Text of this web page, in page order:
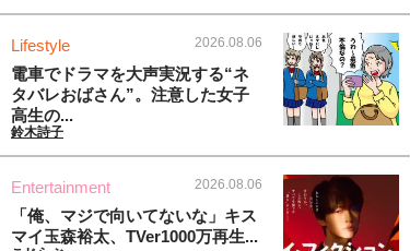
Lifestyle 2026.08.06
電車でドラマを大声実況する“ネ
タバレおばさん”。注意した女子
高生の...
鈴木詩子
Entertainment 2026.08.06
「俺、マジで向いてないな」キス
マイ玉森裕太、TVer1000万再生...